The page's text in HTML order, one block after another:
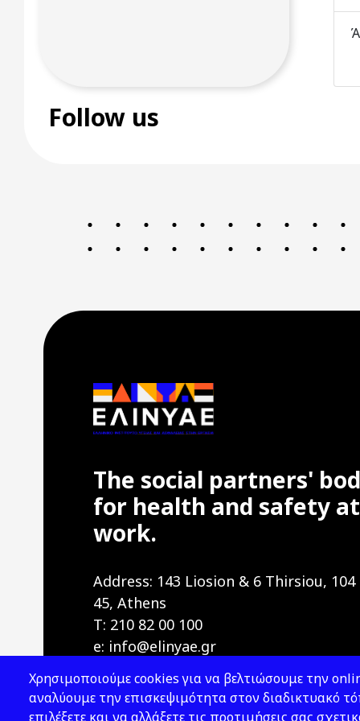
Follow us
The social partners'
for health and safety at
work.
Address: 143 Liosion & 6 Thirsiou, 104
45, Athens
T: 210 82 00 100
e: info@elinyae.gr
Χρησιμοποιούμε cookies για να βελτιώσουμε την
αναλύουμε την επισκεψιμότητα στον διαδικτυακό
επιλέξετε και να αλλάξετε τις προτιμήσεις σας